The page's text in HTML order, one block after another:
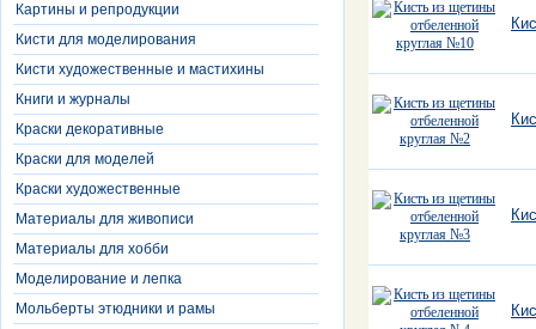
Картины и репродукции
Кисти для моделирования
Кисти художественные и мастихины
Книги и журналы
Краски декоративные
Краски для моделей
Краски художественные
Материалы для живописи
Материалы для хобби
Моделирование и лепка
Мольберты этюдники и рамы